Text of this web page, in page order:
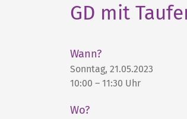
GD mit
Wann?
Sonntag, 21.05.2023
10:00 – 11:30 Uhr
Wo?